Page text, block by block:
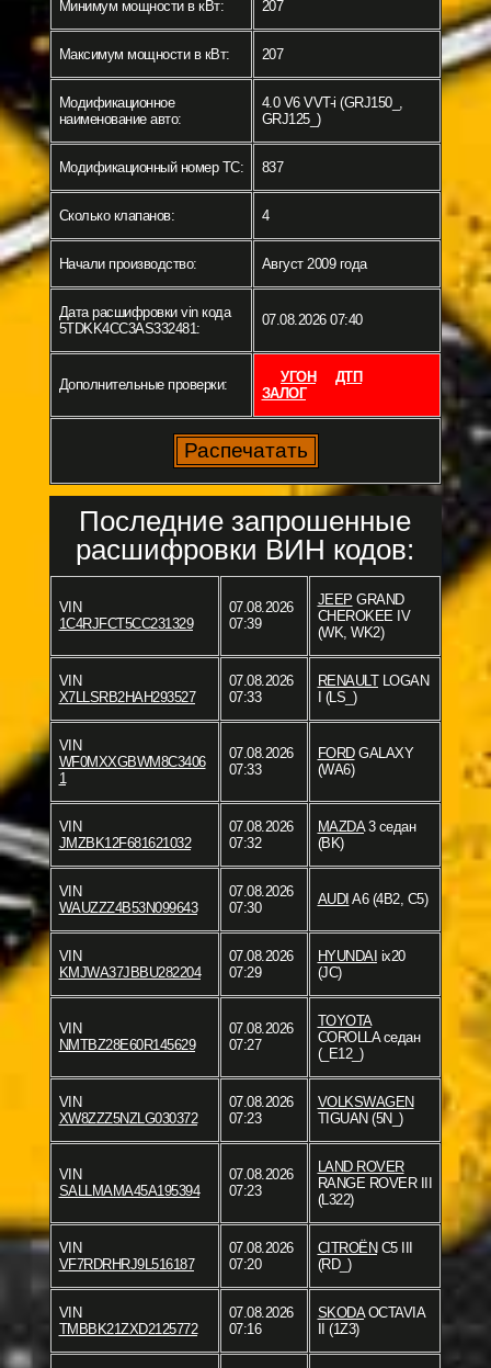
Минимум мощности в кВт: 207
Максимум мощности в кВт: 207
Модификационное
наименование авто:
4.0 V6 VVT-i (GRJ150_,
GRJ125_)
Модификационный номер ТС: 837
Сколько клапанов: 4
Начали производство: Август 2009 года
Дата расшифровки vin кода
5TDKK4CC3AS332481:
07.08.2026 07:40
Дополнительные проверки: УГОН
ДТП
ЗАЛОГ
Последние запрошенные
расшифровки ВИН кодов:
VIN
1C4RJFCT5CC231329
07.08.2026
07:39
JEEP GRAND
CHEROKEE IV
(WK, WK2)
VIN
X7LLSRB2HAH293527
07.08.2026
07:33
RENAULTLOGAN
I (LS_)
VIN
WF0MXXGBWM8C3406
1
07.08.2026
07:33
FORDGALAXY
(WA6)
VIN
JMZBK12F681621032
07.08.2026
07:32
MAZDA3 седан
(BK)
VIN
WAUZZZ4B53N099643
07.08.2026
07:30
AUDI A6 (4B2, C5)
VIN
KMJWA37JBBU282204
07.08.2026
07:29
HYUNDAI ix20
(JC)
VIN
NMTBZ28E60R145629
07.08.2026
07:27
TOYOTA
COROLLA седан
(_E12_)
VIN
XW8ZZZ5NZLG030372
07.08.2026
07:23
VOLKSWAGEN
TIGUAN (5N_)
VIN
SALLMAMA45A195394
07.08.2026
07:23
LAND ROVER
RANGE ROVER III
(L322)
VIN
VF7RDRHRJ9L516187
07.08.2026
07:20
CITROËN C5 III
(RD_)
VIN
TMBBK21ZXD2125772
07.08.2026
07:16
SKODAOCTAVIA
II (1Z3)